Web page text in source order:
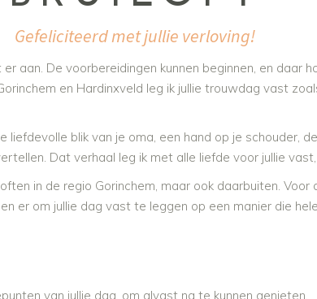
Gefeliciteerd met jullie verloving!
aan. De voorbereidingen kunnen beginnen, en daar
en Hardinxveld leg ik jullie trouwdag vast
blik van je oma, een hand op je schouder,
Dat verhaal leg ik met alle liefde voor jullie
in de regio Gorinchem, maar ook daarbuiten. Voor
er om jullie dag vast te leggen op een manier die
van jullie dag, om alvast na te kunnen genieten.